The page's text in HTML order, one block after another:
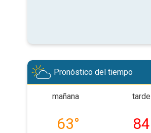
Pronóstico del tiempo
mañana
63°
tarde
84